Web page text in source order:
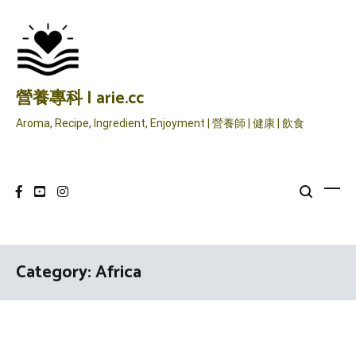
content
營養專科 | arie.cc
Aroma, Recipe, Ingredient, Enjoyment | 營養師 | 健康 | 飲食
Category:Africa